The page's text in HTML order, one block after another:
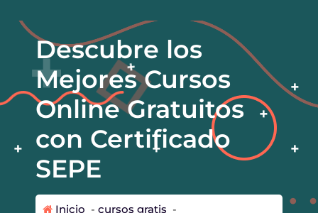
Descubre los
Mejores Cursos
Online Gratuitos
con Certificado
SEPE
Inicio - cursos gratis -